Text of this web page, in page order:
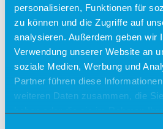
personalisieren, Funktionen für
zu können und die Zugriffe auf
analysieren. Außerdem geben wir
Verwendung unserer Website an
soziale Medien, Werbung und
Partner führen diese
weiteren Daten zusammen, die
Sonder-/Gruppenreisen
Jersey
Kalabrien
Zakynthos
Kreta (West)
Finnland
Unsere Reisepartner
momento by Frölich-Reisen